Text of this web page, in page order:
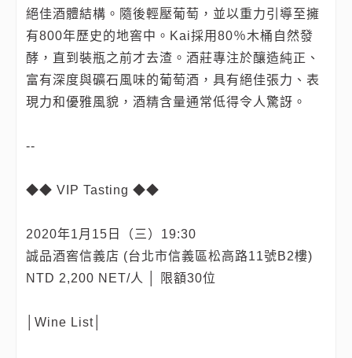
絕佳酒體結構。隨後輕壓葡萄，並以重力引導至擁
有800年歷史的地窖中。Kai採用80％木桶自然發
酵，直到裝瓶之前才去渣。酒莊專注於釀造純正、
富有深度與礦石風味的葡萄酒，具有絕佳張力、表
現力和優雅風貌，酒精含量通常低得令人驚訝。
--
◆◆ VIP Tasting ◆◆
2020年1月15日（三）19:30
誠品酒窖信義店 (台北市信義區松高路11號B2樓)
NTD 2,200 NET/人 │ 限額30位
│Wine List│